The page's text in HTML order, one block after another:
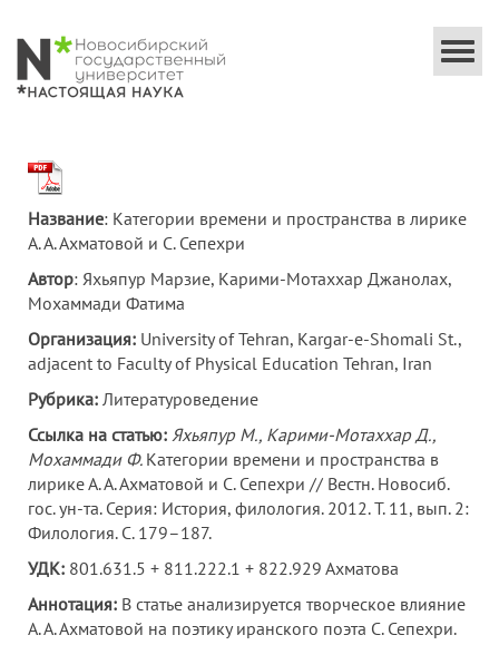
Название: Категории времени и пространства в лирике
А. А. Ахматовой и С. Сепехри
Автор: Яхьяпур Марзие, Карими-Мотаххар Джанолах,
Мохаммади Фатима
Организация: University of Tehran, Kargar-e-Shomali St.,
adjacent to Faculty of Physical Education Tehran, Iran
Рубрика: Литературоведение
Ссылка на статью: Яхьяпур М., Карими-Мотаххар Д.,
Мохаммади Ф. Категории времени и пространства в
лирике А. А. Ахматовой и С. Сепехри // Вестн. Новосиб.
гос. ун-та. Серия: История, филология. 2012. Т. 11, вып. 2:
Филология. С. 179–187.
УДК: 801.631.5 + 811.222.1 + 822.929 Ахматова
Аннотация: В статье анализируется творческое влияние
А. А. Ахматовой на поэтику иранского поэта С. Сепехри.